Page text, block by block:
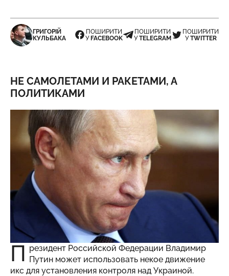
ГРИГОРІЙ
КУЛЬБАКА
ПОШИРИТИ
У FACEBOOK
ПОШИРИТИ
УTELEGRAM
ПОШИРИТИ
УTWITTER
НЕ САМОЛЕТАМИ И РАКЕТАМИ, А
ПОЛИТИКАМИ
П резидент Российской Федерации Владимир
Путин может использовать некое движение
икс для установления контроля над Украиной.